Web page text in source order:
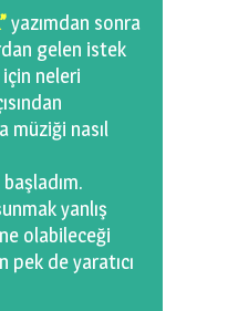
yazımdan sonra
gelen istek
için neleri
müziği nasıl
yanlış
olabileceği
pek de yaratıcı